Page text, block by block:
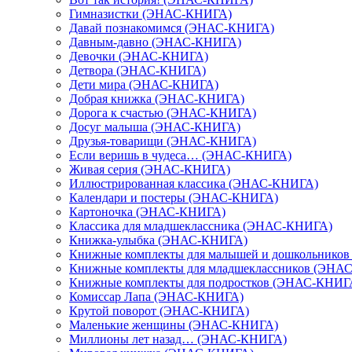
Гимназистки (ЭНАС-КНИГА)
Давай познакомимся (ЭНАС-КНИГА)
Давным-давно (ЭНАС-КНИГА)
Девочки (ЭНАС-КНИГА)
Детвора (ЭНАС-КНИГА)
Дети мира (ЭНАС-КНИГА)
Добрая книжка (ЭНАС-КНИГА)
Дорога к счастью (ЭНАС-КНИГА)
Досуг малыша (ЭНАС-КНИГА)
Друзья-товарищи (ЭНАС-КНИГА)
Если веришь в чудеса… (ЭНАС-КНИГА)
Живая серия (ЭНАС-КНИГА)
Иллюстрированная классика (ЭНАС-КНИГА)
Календари и постеры (ЭНАС-КНИГА)
Картоночка (ЭНАС-КНИГА)
Классика для младшеклассника (ЭНАС-КНИГА)
Книжка-улыбка (ЭНАС-КНИГА)
Книжные комплекты для малышей и
Книжные комплекты для младшеклассников
Книжные комплекты для подростков (ЭНАС-
Комиссар Лапа (ЭНАС-КНИГА)
Крутой поворот (ЭНАС-КНИГА)
Маленькие женщины (ЭНАС-КНИГА)
Миллионы лет назад… (ЭНАС-КНИГА)